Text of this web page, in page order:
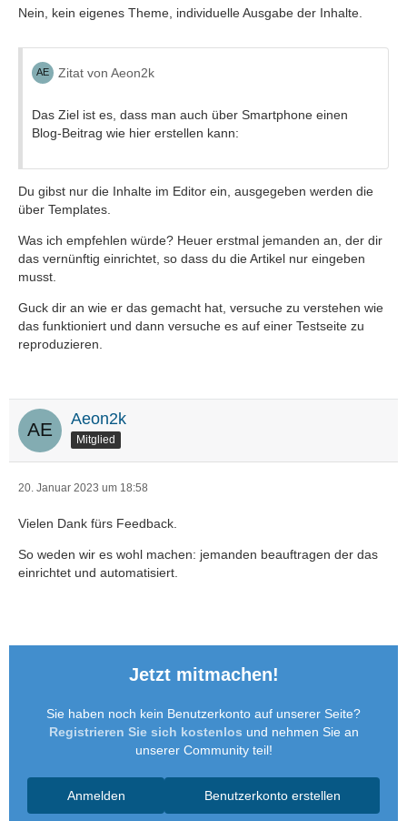
Nein, kein eigenes Theme, individuelle Ausgabe der Inhalte.
Zitat von Aeon2k
Das Ziel ist es, dass man auch über Smartphone einen
Blog-Beitrag wie hier erstellen kann:
Du gibst nur die Inhalte im Editor ein, ausgegeben werden die
über Templates.
Was ich empfehlen würde? Heuer erstmal jemanden an, der dir
das vernünftig einrichtet, so dass du die Artikel nur eingeben
musst.
Guck dir an wie er das gemacht hat, versuche zu verstehen wie
das funktioniert und dann versuche es auf einer Testseite zu
reproduzieren.
Aeon2k
Mitglied
20. Januar 2023 um 18:58
Vielen Dank fürs Feedback.
So weden wir es wohl machen: jemanden beauftragen der das
einrichtet und automatisiert.
Jetzt mitmachen!
Sie haben noch kein Benutzerkonto auf unserer Seite?
Registrieren Sie sich kostenlos und nehmen Sie an
unserer Community teil!
Benutzerkonto erstellen
Anmelden